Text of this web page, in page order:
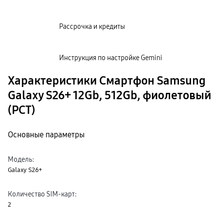
Рассрочка и кредиты
Инструкция по настройке Gemini
Характеристики Смартфон Samsung
Galaxy S26+ 12Gb, 512Gb, фиолетовый
(РСТ)
Основные параметры
Модель:
Galaxy S26+
Количество SIM-карт:
2